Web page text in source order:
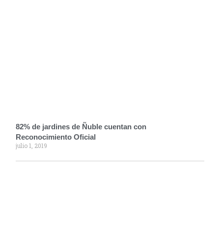
82% de jardines de Ñuble cuentan con
Reconocimiento Oficial
julio 1, 2019